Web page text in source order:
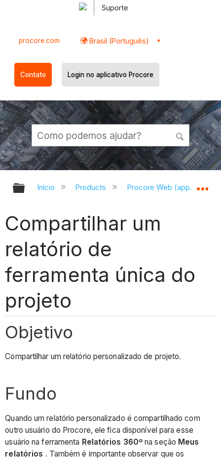
Suporte
procore.com Brasil (Português)
Contato Login no aplicativo Procore
Expandir/recolher hierarquia
Início Products Procore Web
Compartilhar um
relatório de
ferramenta única do
projeto
Objetivo
Compartilhar um relatório personalizado de projeto.
Fundo
Quando um relatório personalizado é compartilhado com
outro usuário do Procore, ele fica disponível para esse
usuário na ferramenta Relatórios 360º na seção Meus
relatórios . Também é importante observar que os